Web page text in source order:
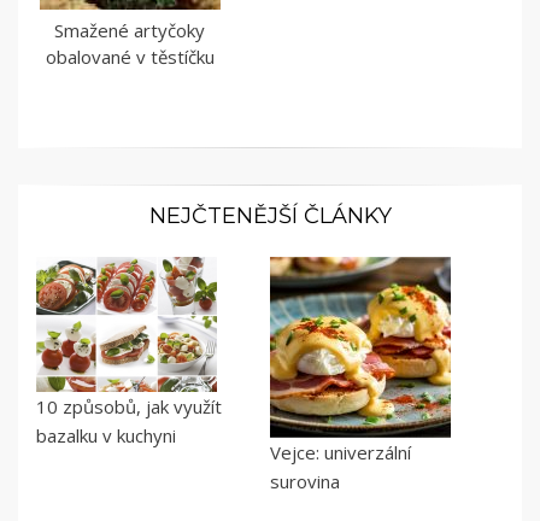
Smažené artyčoky
obalované v těstíčku
NEJČTENĚJŠÍ ČLÁNKY
10 způsobů, jak využít
bazalku v kuchyni
Vejce: univerzální
surovina